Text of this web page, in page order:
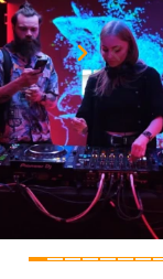
Item
1
8